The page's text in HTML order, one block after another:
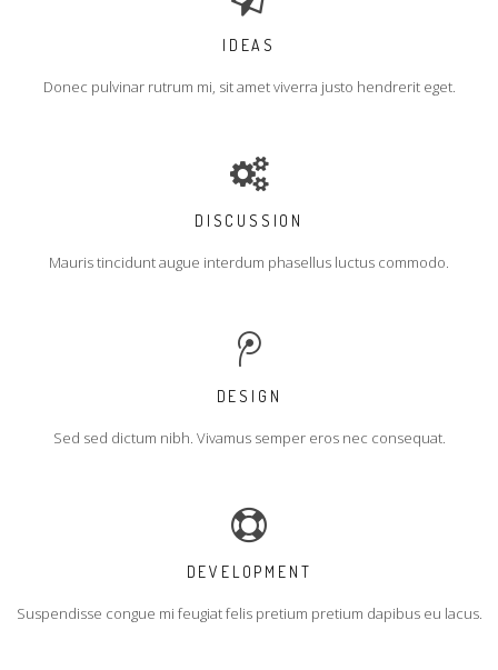
IDEAS
Donec pulvinar rutrum mi, sit amet viverra justo hendrerit eget.
DISCUSSION
Mauris tincidunt augue interdum phasellus luctus commodo.
DESIGN
Sed sed dictum nibh. Vivamus semper eros nec consequat.
DEVELOPMENT
Suspendisse congue mi feugiat felis pretium pretium dapibus eu lacus.